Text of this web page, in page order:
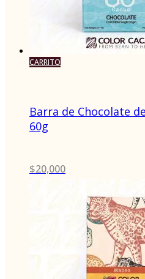
CARRITO
Barra de Chocolate
60g
$20,000